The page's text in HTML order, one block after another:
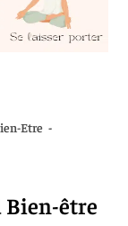
Etre
Bien-être